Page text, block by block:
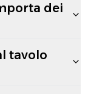
dei
tavolo